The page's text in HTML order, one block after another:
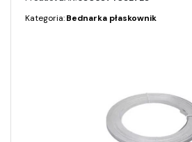
Kategoria:Bednarka płaskownik